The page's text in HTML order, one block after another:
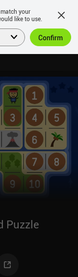
Puzzle
your
like to use.
Confirm